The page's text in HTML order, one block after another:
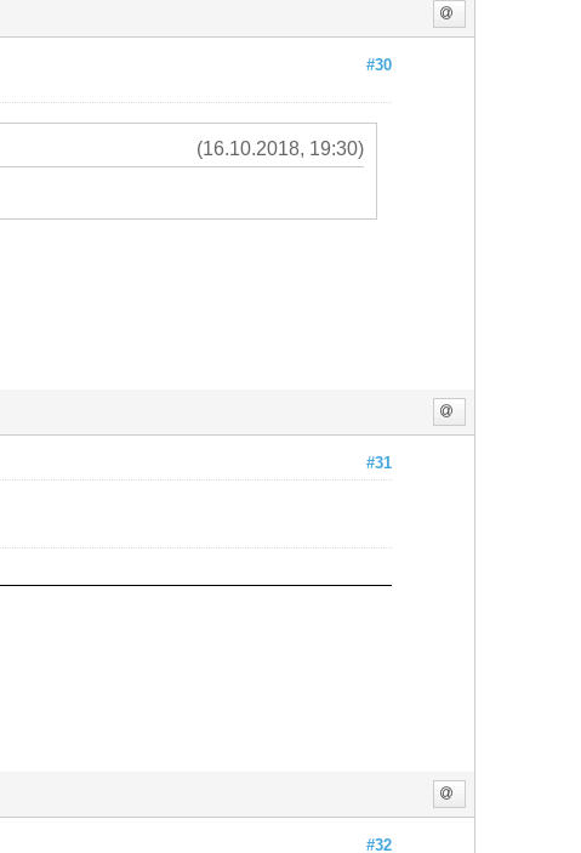
#30
(16.10.2018, 19:30)
#31
#32